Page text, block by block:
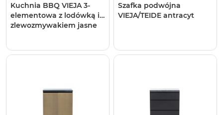
Kuchnia BBQ VIEJA 3-
elementowa z lodówką i
zlewozmywakiem jasne
Szafka podwójna
VIEJA/TEIDE antracyt